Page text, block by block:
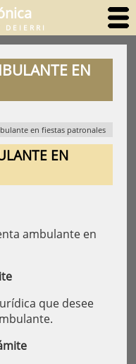
EN
en fiestas patronales
EN
ambulante en
que desee